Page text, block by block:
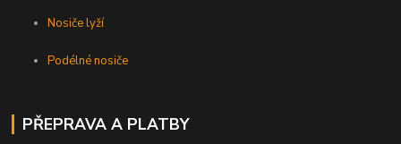
Nosiče lyží
Podélné nosiče
PŘEPRAVA A PLATBY